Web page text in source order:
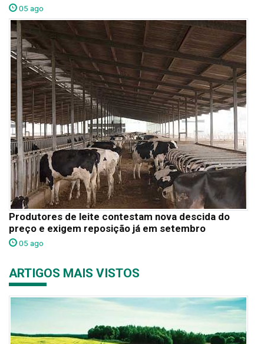
05 ago
Produtores de leite contestam nova descida do
preço e exigem reposição já em setembro
05 ago
ARTIGOS MAIS VISTOS